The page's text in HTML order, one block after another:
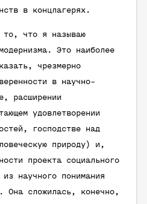
в концлагерях.
то, что я называю
Это наиболее
чрезмерно
в научно-
расширении
удовлетворении
господстве над
природу) и,
проекта социального
научного понимания
Она сложилась, конечно,